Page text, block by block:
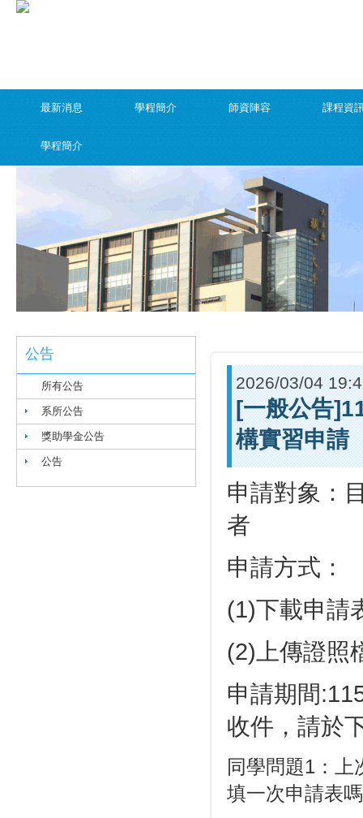
最新消息 學程簡介 師資陣容 課程資
學程簡介
公告
所有公告
系所公告
獎助學金公告
公告
2026/03/04
[一般公告
構實習申請
申請對象：
者
申請方式：
(1)下載申請
(2)上傳證照
申請期間
收件，請於
同學問題1：
填一次申請表